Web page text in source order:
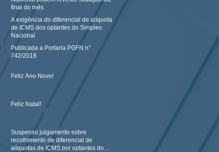
final do mês
A exigência do diferencial de alíquota
de ICMS dos optantes do Simples
Nacional
Publicada a Portaria PGFN n°
742/2018
Feliz Ano Novo!
Feliz Natal!
Suspenso julgamento sobre
recolhimento de diferencial de
alíquotas de ICMS por optantes do